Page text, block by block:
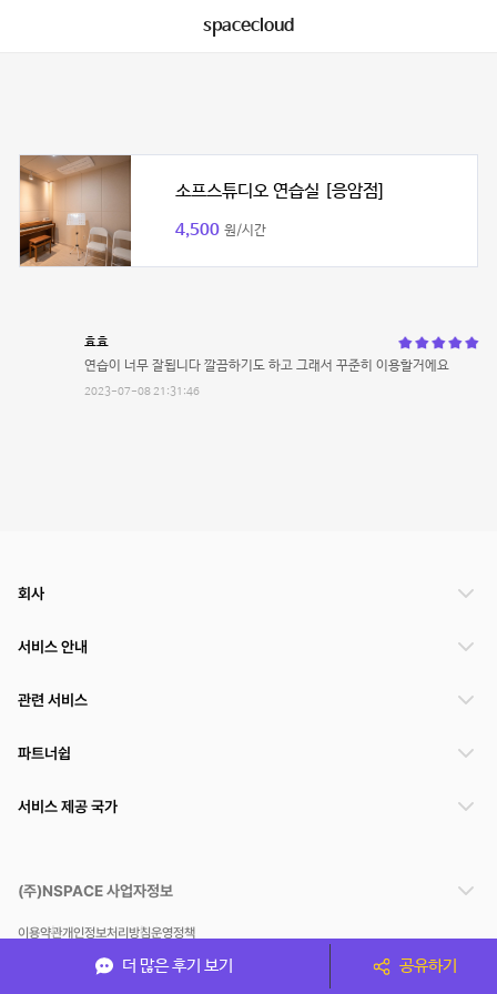
spacecloud
소프스튜디오 연습실 [응암점]
4,500 원/시간
효효
연습이 너무 잘됩니다 깔끔하기도 하고 그래서 꾸준히 이용할거에요
2023-07-08 21:31:46
더 많은 후기 보기 공유하기
회사
서비스 안내
관련 서비스
파트너쉽
서비스 제공 국가
(주)NSPACE 사업자정보
이용약관개인정보처리방침운영정책
스페이스클라우드는 통신판매중개자이며 통신판매의 당사자가 아닙니다. 따라서 스페이스클
라우드는 공간 거래정보 및 거래에 대해 책임지지 않습니다.